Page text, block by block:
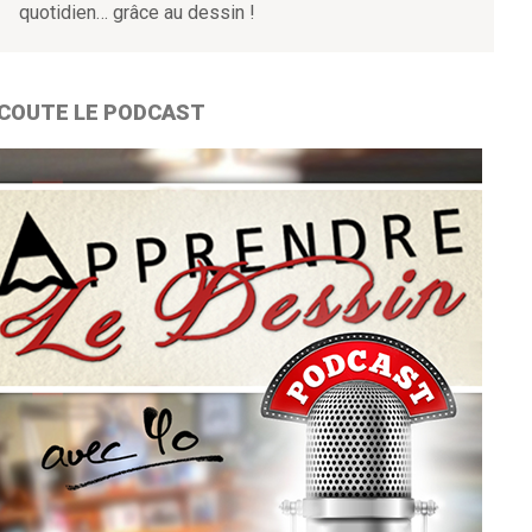
quotidien… grâce au dessin !
LE PODCAST